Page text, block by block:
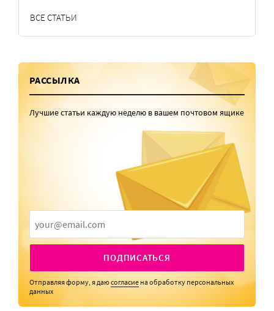
ВСЕ СТАТЬИ
РАССЫЛКА
Лучшие статьи каждую неделю в вашем почтовом ящике
ПОДПИСАТЬСЯ
Отправляя форму, я даюсогласие на обработку персональных
данных